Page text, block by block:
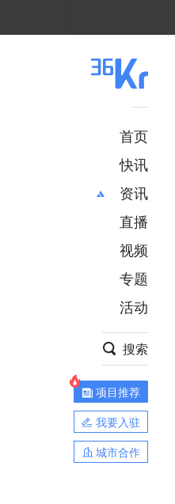
首页
快讯
资讯
推荐
财经
项目推荐
安徽
直播
视频
专题
活动
搜索
项目推荐
我要入驻
城市合作